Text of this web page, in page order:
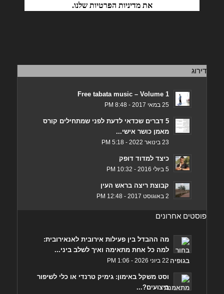
אתמדיניות הפרטיותשלנו.
דירוג
Free tabata music – Volume 1
25 במאי 2017 - 8:48 PM
5 דברים שכדאי לדעת לפני שמתחילים קורס
מאמן כושר אישי...
23 בינואר 2022 - 5:18 PM
כיצד למדוד דופק
5 ביולי 2016 - 10:32 PM
קבוצת ריצה בראש העין
2 באוגוסט 2017 - 12:48 PM
פוסטים אחרונים
מה ההבדל בין פעילות אירובית לאנאירובית:
למה כל אחת מתאימה ואיך לשלב ביני...
22 ביוני 2026 - 1:06 PM
וסט משקל באימון: גימיק טרנדי או כלי לשיפור
ביצועים?...